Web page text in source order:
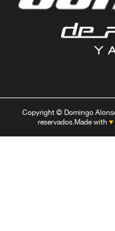
Copyright © Domingo
reservados.Made with ♥